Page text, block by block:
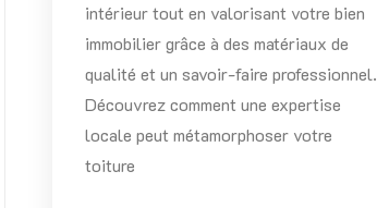
intérieur tout en valorisant votre bien
immobilier grâce à des matériaux de
qualité et un savoir-faire professionnel.
Découvrez comment une expertise
locale peut métamorphoser votre
toiture